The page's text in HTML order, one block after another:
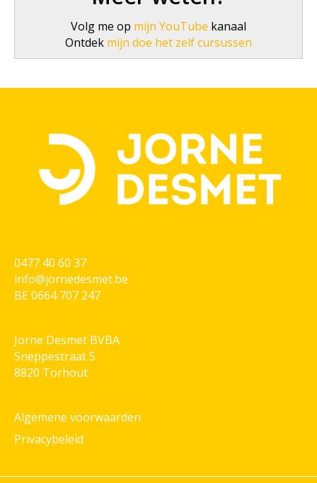
Volg me op mijn YouTube kanaal
Ontdek mijn doe het zelf cursussen
0477 40 60 37
info@jornedesmet.be
BE 0664 707 247
Jorne Desmet BVBA
Sneppestraat 5
8820 Torhout
Algemene voorwaarden
Privacybeleid